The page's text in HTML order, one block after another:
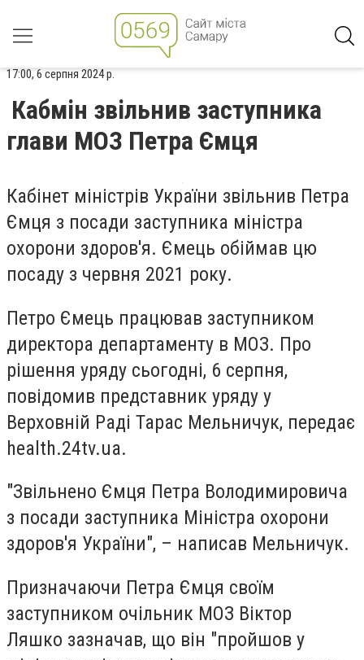
17:00, 6 серпня 2024 р.
Кабмін звільнив заступника
глави МОЗ Петра Ємця
Кабінет міністрів України звільнив Петра
Ємця з посади заступника міністра
охорони здоров'я. Ємець обіймав цю
посаду з червня 2021 року.
Петро Ємець працював заступником
директора департаменту в МОЗ. Про
рішення уряду сьогодні, 6 серпня,
повідомив представник уряду у
Верховній Раді Тарас Мельничук, передає
health.24tv.ua.
"Звільнено Ємця Петра Володимировича
з посади заступника Міністра охорони
здоров'я України", – написав Мельничук.
Призначаючи Петра Ємця своїм
заступником очільник МОЗ Віктор
Ляшко зазначав, що він "пройшов у